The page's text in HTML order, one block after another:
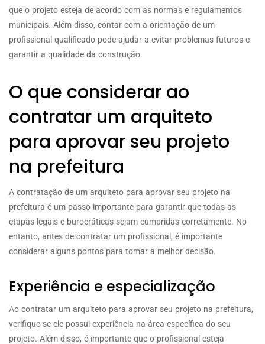
que o projeto esteja de acordo com as normas e regulamentos
municipais. Além disso, contar com a orientação de um
profissional qualificado pode ajudar a evitar problemas futuros e
garantir a qualidade da construção.
O que considerar ao
contratar um arquiteto
para aprovar seu projeto
na prefeitura
A contratação de um arquiteto para aprovar seu projeto na
prefeitura é um passo importante para garantir que todas as
etapas legais e burocráticas sejam cumpridas corretamente. No
entanto, antes de contratar um profissional, é importante
considerar alguns pontos para tomar a melhor decisão.
Experiência e especialização
Ao contratar um arquiteto para aprovar seu projeto na prefeitura,
verifique se ele possui experiência na área específica do seu
projeto. Além disso, é importante que o profissional esteja